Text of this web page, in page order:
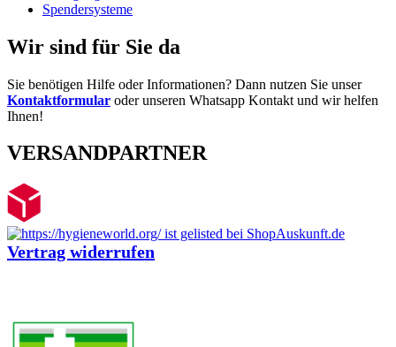
Spendersysteme
Wir sind für Sie da
Sie benötigen Hilfe oder Informationen? Dann nutzen Sie unser
Kontaktformular oder unseren Whatsapp Kontakt und wir helfen
Ihnen!
VERSANDPARTNER
Vertrag widerrufen